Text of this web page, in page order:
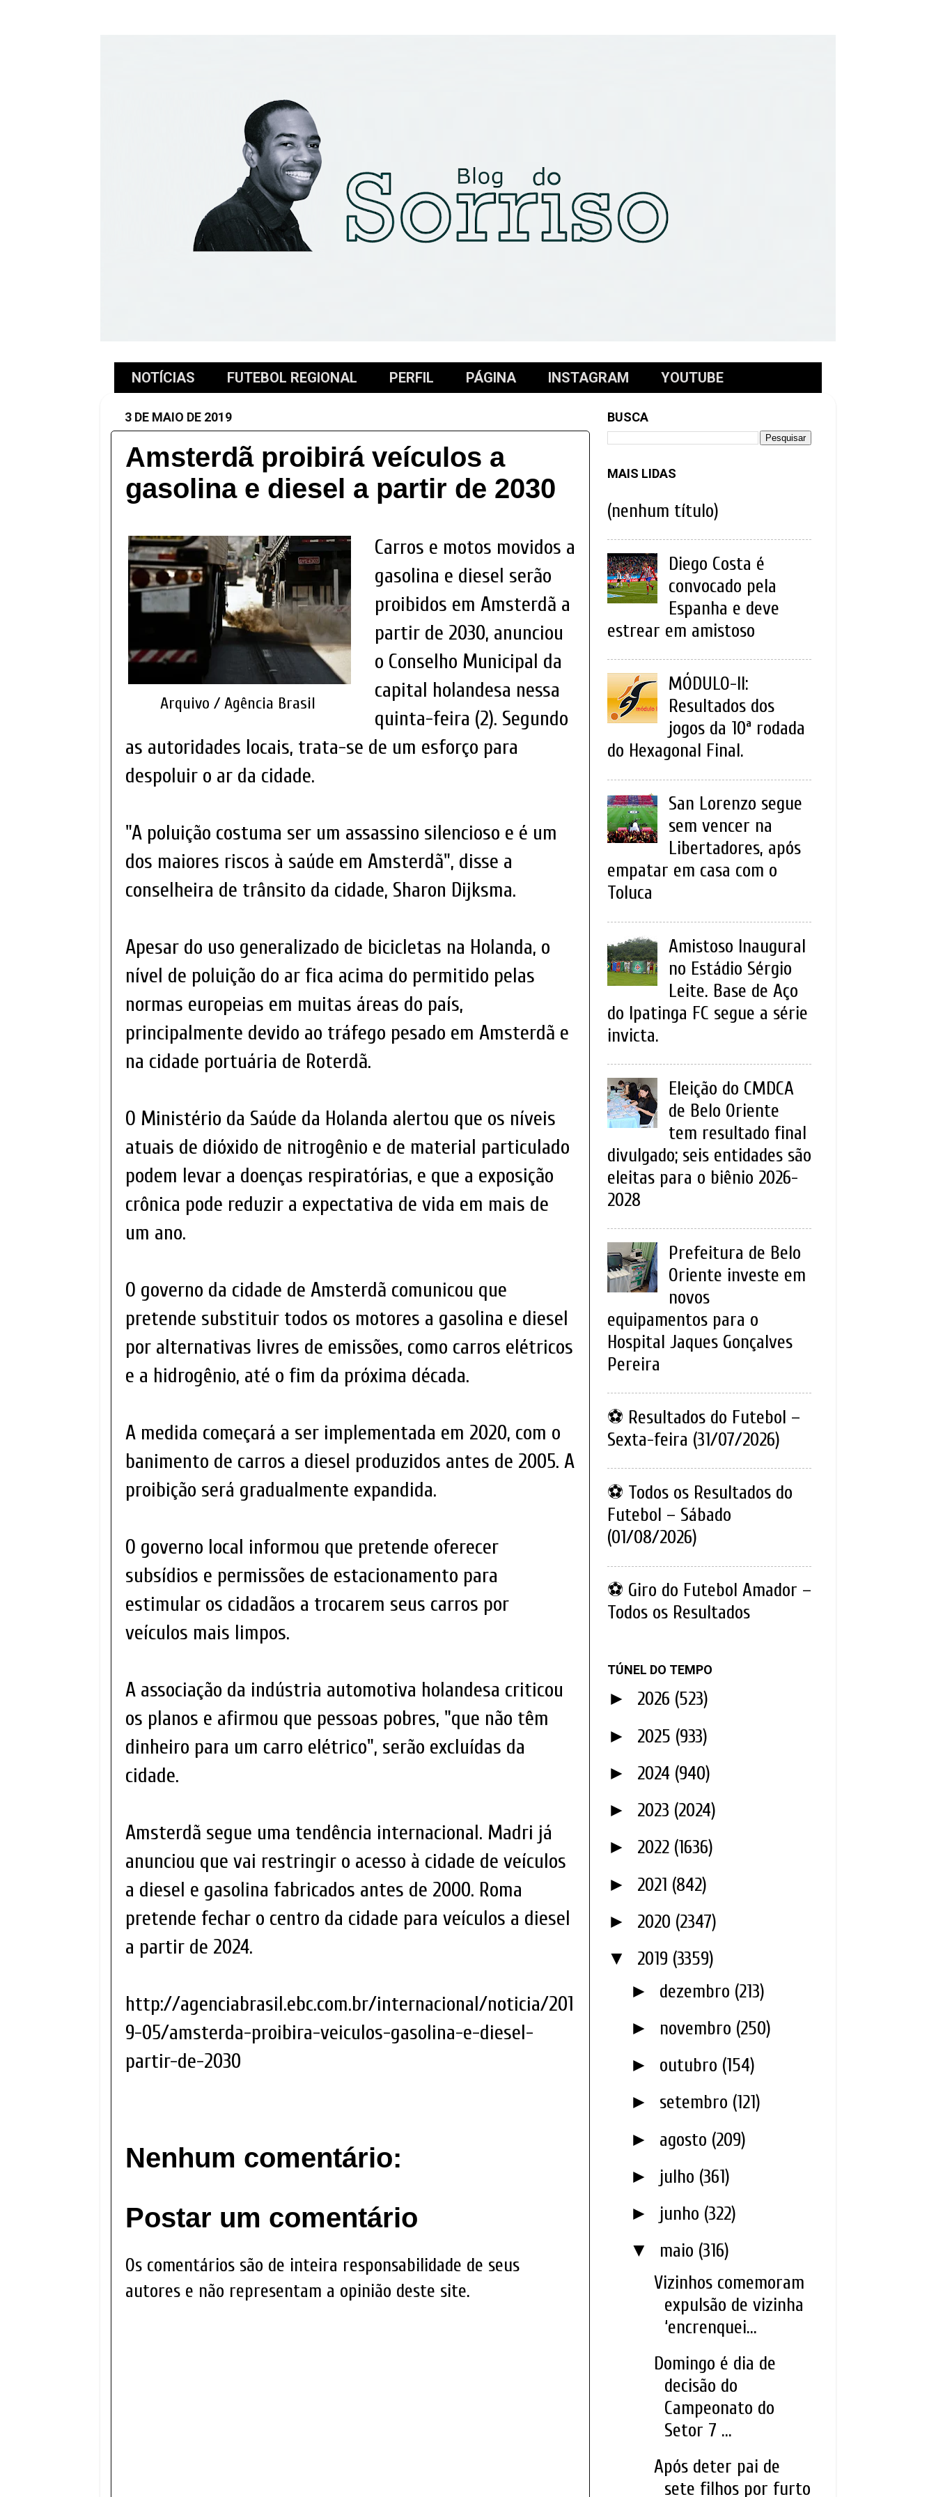
NOTÍCIAS FUTEBOL REGIONAL PERFIL PÁGINA INSTAGRAM YOUTUBE
3 DE MAIO DE 2019
Amsterdã proibirá veículos a
gasolina e diesel a partir de 2030
Arquivo / Agência Brasil
Carros e motos movidos a
gasolina e diesel serão
proibidos em Amsterdã a
partir de 2030, anunciou
o Conselho Municipal da
capital holandesa nessa
quinta-feira (2). Segundo
as autoridades locais, trata-se de um esforço para
despoluir o ar da cidade.
"A poluição costuma ser um assassino silencioso e é um
dos maiores riscos à saúde em Amsterdã", disse a
conselheira de trânsito da cidade, Sharon Dijksma.
Apesar do uso generalizado de bicicletas na Holanda, o
nível de poluição do ar fica acima do permitido pelas
normas europeias em muitas áreas do país,
principalmente devido ao tráfego pesado em Amsterdã e
na cidade portuária de Roterdã.
O Ministério da Saúde da Holanda alertou que os níveis
atuais de dióxido de nitrogênio e de material particulado
podem levar a doenças respiratórias, e que a exposição
crônica pode reduzir a expectativa de vida em mais de
um ano.
O governo da cidade de Amsterdã comunicou que
pretende substituir todos os motores a gasolina e diesel
por alternativas livres de emissões, como carros elétricos
e a hidrogênio, até o fim da próxima década.
A medida começará a ser implementada em 2020, com o
banimento de carros a diesel produzidos antes de 2005. A
proibição será gradualmente expandida.
O governo local informou que pretende oferecer
subsídios e permissões de estacionamento para
estimular os cidadãos a trocarem seus carros por
veículos mais limpos.
A associação da indústria automotiva holandesa criticou
os planos e afirmou que pessoas pobres, "que não têm
dinheiro para um carro elétrico", serão excluídas da
cidade.
Amsterdã segue uma tendência internacional. Madri já
anunciou que vai restringir o acesso à cidade de veículos
a diesel e gasolina fabricados antes de 2000. Roma
pretende fechar o centro da cidade para veículos a diesel
a partir de 2024.
http://agenciabrasil.ebc.com.br/internacional/noticia/201
9-05/amsterda-proibira-veiculos-gasolina-e-diesel-
partir-de-2030
Nenhum comentário:
Postar um comentário
Os comentários são de inteira responsabilidade de seus
autores e não representam a opinião deste site.
BUSCA
MAIS LIDAS
(nenhum título)
Diego Costa é
convocado pela
Espanha e deve
estrear em amistoso
MÓDULO-II:
Resultados dos
jogos da 10ª rodada
do Hexagonal Final.
San Lorenzo segue
sem vencer na
Libertadores, após
empatar em casa com o
Toluca
Amistoso Inaugural
no Estádio Sérgio
Leite. Base de Aço
do Ipatinga FC segue a série
invicta.
Eleição do CMDCA
de Belo Oriente
tem resultado final
divulgado; seis entidades são
eleitas para o biênio 2026-
2028
Prefeitura de Belo
Oriente investe em
novos
equipamentos para o
Hospital Jaques Gonçalves
Pereira
⚽ Resultados do Futebol –
Sexta-feira (31/07/2026)
⚽ Todos os Resultados do
Futebol – Sábado
(01/08/2026)
⚽ Giro do Futebol Amador –
Todos os Resultados
TÚNEL DO TEMPO
► 2026 (523)
► 2025 (933)
► 2024 (940)
► 2023 (2024)
► 2022 (1636)
► 2021 (842)
► 2020 (2347)
▼ 2019 (3359)
► dezembro (213)
► novembro (250)
► outubro (154)
► setembro (121)
► agosto (209)
► julho (361)
► junho (322)
▼ maio (316)
Vizinhos comemoram
expulsão de vizinha
‘encrenquei...
Domingo é dia de
decisão do
Campeonato do
Setor 7 ...
Após deter pai de
sete filhos por furto